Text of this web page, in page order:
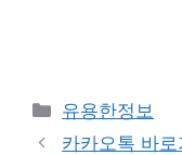
Categories
유용한정보
카카오톡 바